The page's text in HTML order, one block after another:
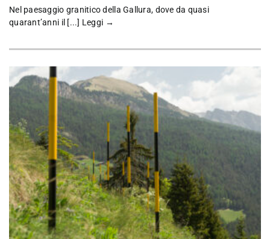
Nel paesaggio granitico della Gallura, dove da quasi
quarant’anni il [...] Leggi →